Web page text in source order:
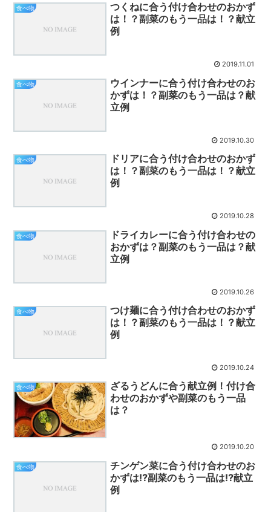
食べ物
つくねに合う付け合わせのおかず
は！？副菜のもう一品は！？献立
例
2019.11.01
食べ物
ウインナーに合う付け合わせのお
かずは！？副菜のもう一品は？献
立例
2019.10.30
食べ物
ドリアに合う付け合わせのおかず
は！？副菜のもう一品は！？献立
例
2019.10.28
食べ物
ドライカレーに合う付け合わせの
おかずは？副菜のもう一品は？献
立例
2019.10.26
食べ物
つけ麺に合う付け合わせのおかず
は！？副菜のもう一品は！？献立
例
2019.10.24
食べ物
ざるうどんに合う献立例！付け合
わせのおかずや副菜のもう一品
は？
2019.10.20
食べ物
チンゲン菜に合う付け合わせのお
かずは⁉副菜のもう一品は⁉献立
例